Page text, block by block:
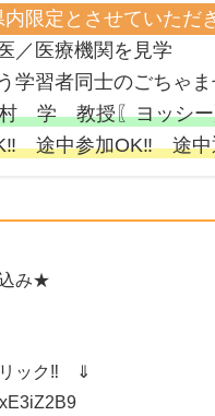
限定とさせていただ
療機関を見学
同士のごちゃま
学 教授〖ヨッシ
途中参加OK‼ 途中
み★
リック‼ ⇓